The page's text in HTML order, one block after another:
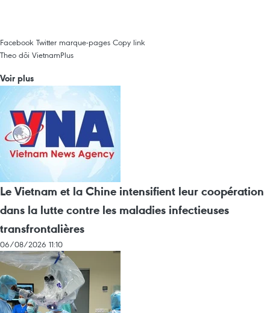
Facebook Twitter marque-pages Copy link
Theo dõi VietnamPlus
Voir plus
Le Vietnam et la Chine intensifient leur coopération
dans la lutte contre les maladies infectieuses
transfrontalières
06/08/2026 11:10